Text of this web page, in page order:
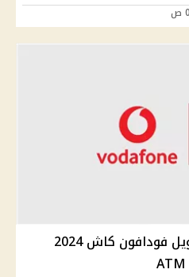
"بسعر رمزي" .. رسوم تحويل فودافون كاش 2024